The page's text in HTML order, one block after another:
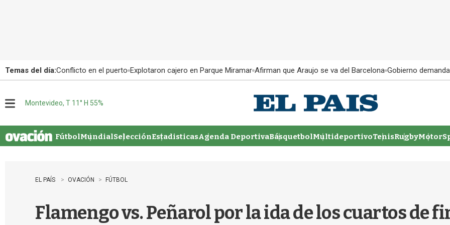
Temas del día:Conflicto en el puerto Explotaron cajero en Parque Miramar Afirman que Araujo se va del Barcelona Gobierno
u
Montevideo, T 11° H 55%
FútbolMundialSelecciónEstadisticasAgenda DeportivaBásquetbolMultideportivoTenisRugby
EL PAÍS OVACIÓN FÚTBOL
Flamengo vs. Peñarol por la ida de los cuartos de